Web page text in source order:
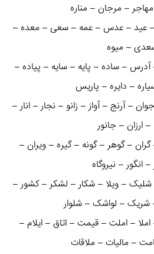
– مرجان – مناره
– عید – عدس – عمه – سعی – معده –
– میوه
آدرس – ساده – پایه – سایه – پیاده –
– دایره – پاریس
– آرنج – آواز – زانو – نجار – انار –
– ارزان – جانور
– گران – گوهر – گونه – گیره – ویران –
انگور – نیروگاه
– شلیک – ویلا – شکار – لشکر – کشور –
شریک – لواشک – شلوار
املا – املت – قیمت – اتاق – ایلام –
– مالیات – ملاقات